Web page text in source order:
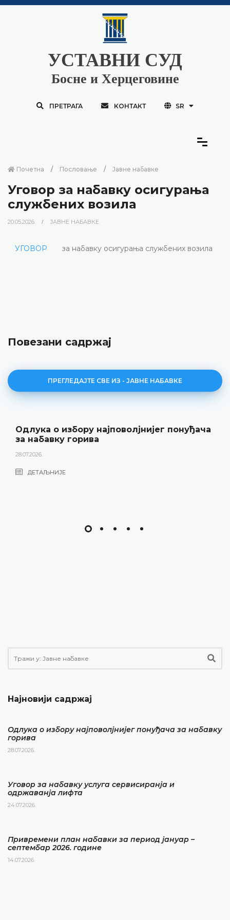
УСТАВНИ СУД
Босне и Херцеговине
ПРЕТРАГА КОНТАКТ SR
Почетна Пословање Јавне набавке
Уговор за набавку осигурања
службених возила
20.05.2026. ЈАВНЕ НАБАВКЕ
УГОВОР за набавку осигурања службених возила
Повезани садржај
ПРЕГЛЕДАЈТЕ СВЕ ИЗ - ЈАВНЕ НАБАВКЕ
Одлука о избору најповолјнијег понуђача
за набавку горива
28.07.2026.
ДЕТАЉНИЈЕ
Најновији садржај
Одлука о избору најповолјнијег понуђача за набавку
горива
28.07.2026.
Уговор за набавку услуга сервисиранја и
одржаванја лифта
24.07.2026.
Привремени план набавки за период јануар –
септембар 2026. године
14.07.2026.